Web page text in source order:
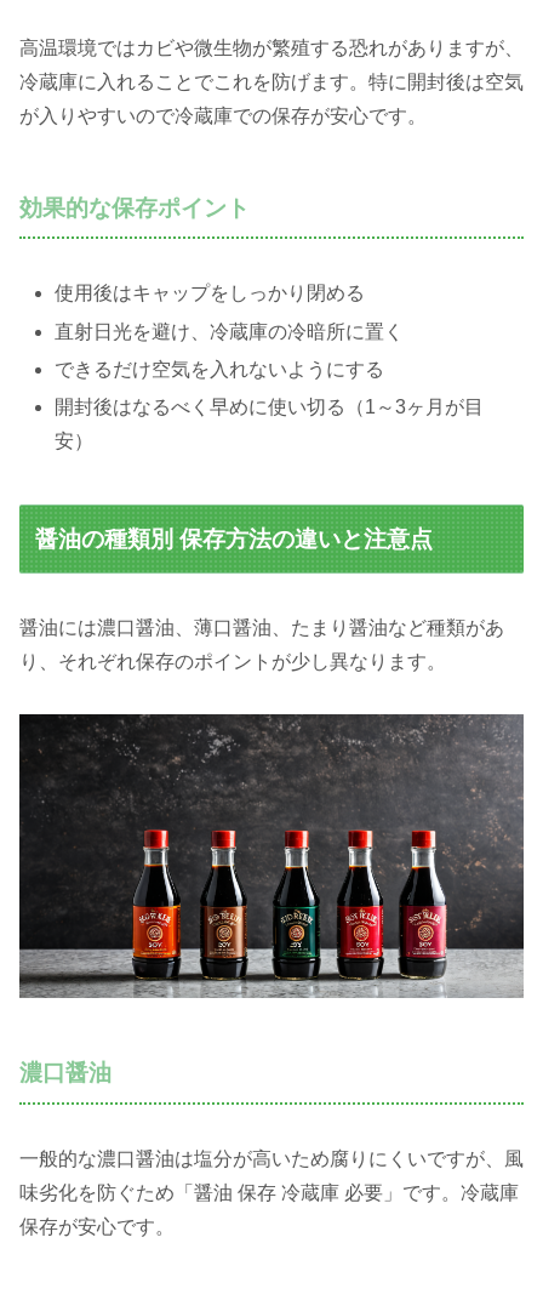
高温環境ではカビや微生物が繁殖する恐れがありますが、
冷蔵庫に入れることでこれを防げます。特に開封後は空気
が入りやすいので冷蔵庫での保存が安心です。
効果的な保存ポイント
使用後はキャップをしっかり閉める
直射日光を避け、冷蔵庫の冷暗所に置く
できるだけ空気を入れないようにする
開封後はなるべく早めに使い切る（1～3ヶ月が目
安）
醤油の種類別 保存方法の違いと注意点
醤油には濃口醤油、薄口醤油、たまり醤油など種類があ
り、それぞれ保存のポイントが少し異なります。
濃口醤油
一般的な濃口醤油は塩分が高いため腐りにくいですが、風
味劣化を防ぐため「醤油 保存 冷蔵庫 必要」です。冷蔵庫
保存が安心です。